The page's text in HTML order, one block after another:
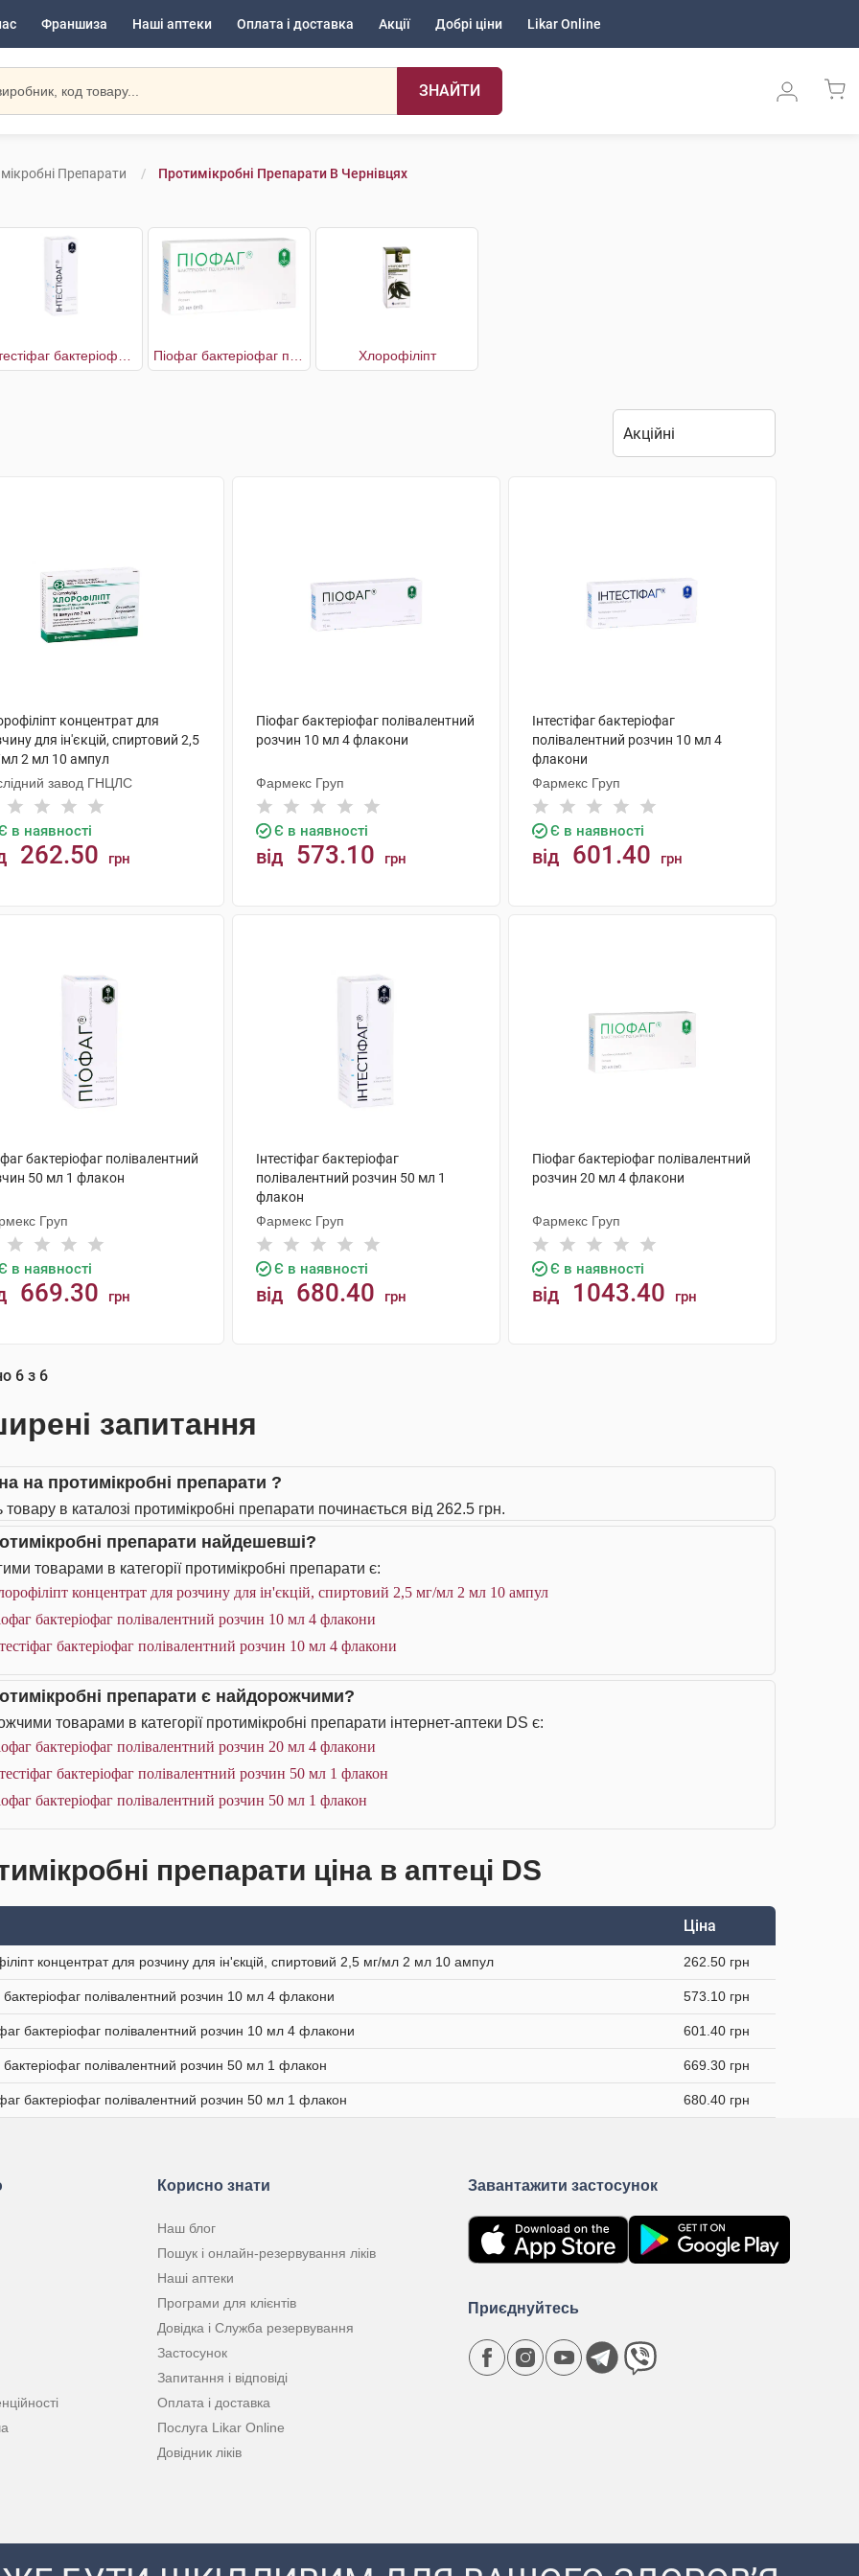
Франшиза Наші аптеки Оплата і доставка Акції Добрі ціни Likar Online
ЗНАЙТИ
Препарати Протимікробні Препарати В Чернівцях
Хлорофіліпт
концентрат для
для ін'єкцій, спиртовий 2,5
2 мл 10 ампул
завод ГНЦЛС
в наявності
262.50 грн
Піофаг бактеріофаг полівалентний
розчин 10 мл 4 флакони
Фармекс Груп
Є в наявності
від 573.10 грн
Інтестіфаг бактеріофаг
полівалентний розчин 10 мл 4
флакони
Фармекс Груп
Є в наявності
від 601.40 грн
бактеріофаг полівалентний
50 мл 1 флакон
Груп
в наявності
669.30 грн
Інтестіфаг бактеріофаг
полівалентний розчин 50 мл 1
флакон
Фармекс Груп
Є в наявності
від 680.40 грн
Піофаг бактеріофаг полівалентний
розчин 20 мл 4 флакони
Фармекс Груп
Є в наявності
від 1043.40 грн
6 з 6
запитання
на протимікробні препарати ?
товару в каталозі протимікробні препарати починається від 262.5 грн.
препарати найдешевші?
товарами в категорії протимікробні препарати є:
концентрат для розчину для ін'єкцій, спиртовий 2,5 мг/мл 2 мл 10 ампул
бактеріофаг полівалентний розчин 10 мл 4 флакони
бактеріофаг полівалентний розчин 10 мл 4 флакони
препарати є найдорожчими?
товарами в категорії протимікробні препарати інтернет-аптеки DS є:
бактеріофаг полівалентний розчин 20 мл 4 флакони
бактеріофаг полівалентний розчин 50 мл 1 флакон
бактеріофаг полівалентний розчин 50 мл 1 флакон
препарати ціна в аптеці DS
Ціна
концентрат для розчину для ін'єкцій, спиртовий 2,5 мг/мл 2 мл 10 ампул 262.50 грн
бактеріофаг полівалентний розчин 10 мл 4 флакони 573.10 грн
бактеріофаг полівалентний розчин 10 мл 4 флакони 601.40 грн
бактеріофаг полівалентний розчин 50 мл 1 флакон 669.30 грн
бактеріофаг полівалентний розчин 50 мл 1 флакон 680.40 грн
Корисно знати
Наш блог
Пошук і онлайн-резервування ліків
Наші аптеки
Програми для клієнтів
Довідка і Служба резервування
Застосунок
Запитання і відповіді
Оплата і доставка
Послуга Likar Online
Довідник ліків
Завантажити застосунок
Приєднуйтесь